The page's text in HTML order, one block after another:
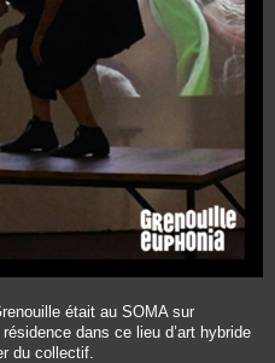
était au SOMA sur
dans ce lieu d’art hybride
du collectif.